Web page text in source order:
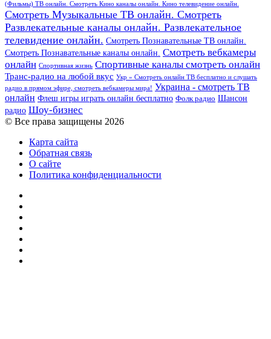
(Фильмы) ТВ онлайн. Смотреть Кино каналы онлайн. Кино телевидение онлайн.
Смотреть Музыкальные ТВ онлайн. Смотреть
Развлекательные каналы онлайн. Развлекательное
телевидение онлайн. Смотреть Познавательные ТВ онлайн.
Смотреть Познавательные каналы онлайн. Смотреть вебкамеры
онлайн Спортивная жизнь Спортивные каналы смотреть онлайн
Транс-радио на любой вкус Укр » Смотреть онлайн ТВ бесплатно и слушать
радио в прямом эфире, смотреть вебкамеры мира! Украина - смотреть ТВ
онлайн Флеш игры играть онлайн бесплатно Фолк радио Шансон
радио Шоу-бизнес
© Все права защищены 2026
Карта сайта
Обратная связь
О сайте
Политика конфиденциальности